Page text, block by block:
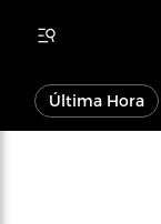
Última Hora